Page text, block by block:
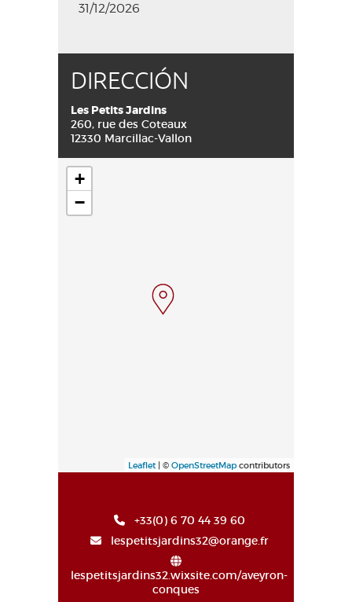
31/12/2026
DIRECCIÓN
Les Petits Jardins
260, rue des Coteaux
12330 Marcillac-Vallon
+
−
Leaflet| © OpenStreetMap contributors
+33(0) 6 70 44 39 60
lespetitsjardins32@orange.fr
lespetitsjardins32.wixsite.com/aveyron-
conques